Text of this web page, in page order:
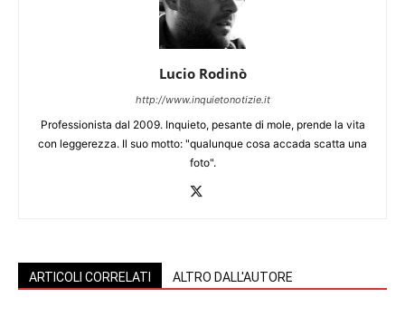
Lucio Rodinò
http://www.inquietonotizie.it
Professionista dal 2009. Inquieto, pesante di mole, prende la vita
con leggerezza. Il suo motto: "qualunque cosa accada scatta una
foto".
ARTICOLI CORRELATI ALTRO DALL'AUTORE